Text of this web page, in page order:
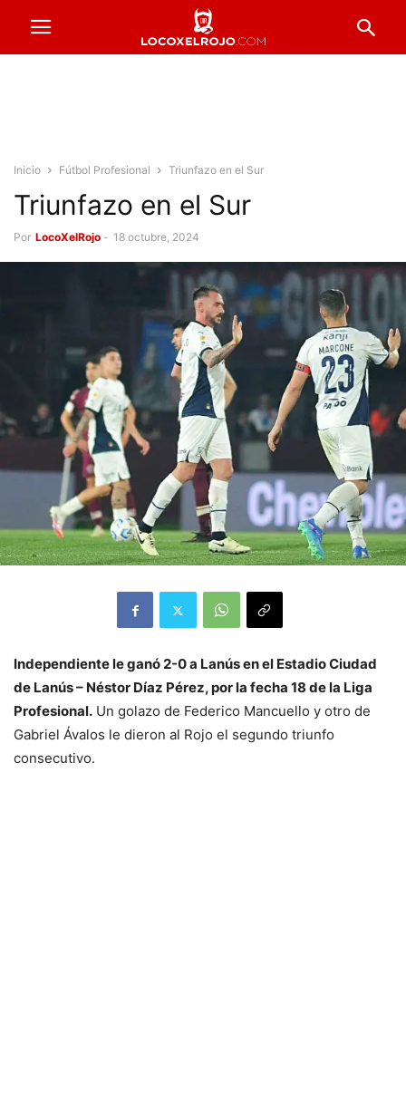
Inicio Fútbol Profesional Triunfazo en el Sur
Triunfazo en el Sur
Por LocoXelRojo - 18 octubre, 2024
Independiente le ganó 2-0 a Lanús en el Estadio Ciudad
de Lanús – Néstor Díaz Pérez, por la fecha 18 de la Liga
Profesional. Un golazo de Federico Mancuello y otro de
Gabriel Ávalos le dieron al Rojo el segundo triunfo
consecutivo.